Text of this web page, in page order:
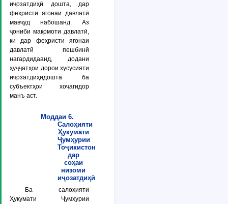
иҷозатдиҳӣ дошта, дар
феҳристи ягонаи давлатӣ
мавҷуд набошанд. Аз
ҷониби мақомоти давлатӣ,
ки дар феҳристи ягонаи
давлатӣ пешбинӣ
нагардидаанд, додани
ҳуҷҷатҳои дорои хусусияти
иҷозатдиҳидошта ба
субъектҳои хоҷагидор
манъ аст.
Моддаи 6.
Салоҳияти
Ҳукумати
Ҷумҳурии
Тоҷикистон
дар
соҳаи
низоми
иҷозатдиҳӣ
Ба салоҳияти
Ҳукумати Ҷумҳурии